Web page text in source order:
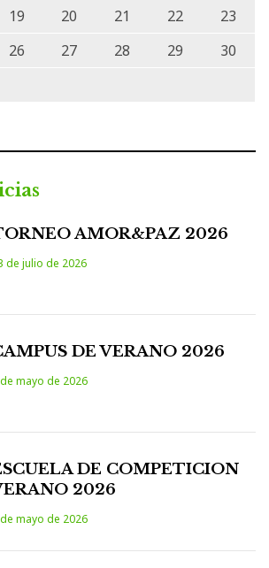
19 20 21 22
23
26 27 28 29
30
AMOR&PAZ 2026
de julio de 2026
DE VERANO 2026
mayo de 2026
DE COMPETICION
2026
mayo de 2026